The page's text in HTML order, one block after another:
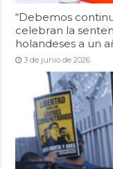
“Debemos
celebran la
holandeses a un
3 de junio de 2026